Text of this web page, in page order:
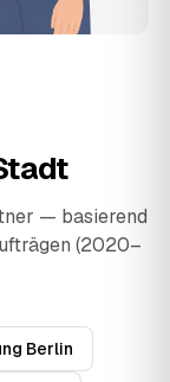
— basierend
(2020–
Berlin